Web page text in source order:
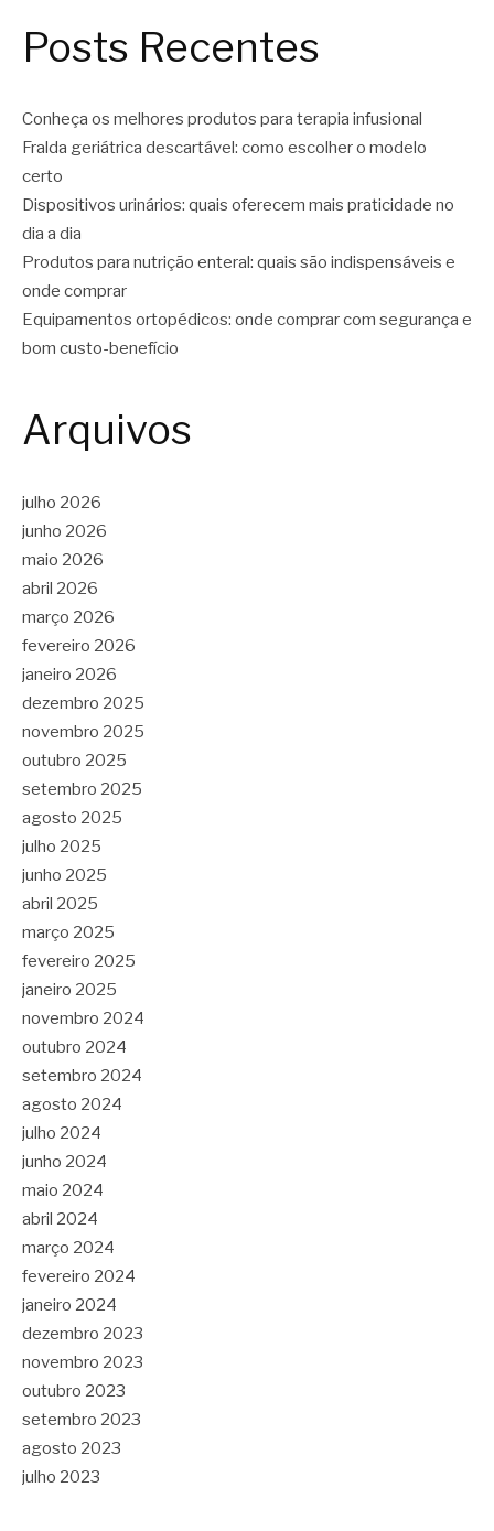
Posts Recentes
Conheça os melhores produtos para terapia infusional
Fralda geriátrica descartável: como escolher o modelo
certo
Dispositivos urinários: quais oferecem mais praticidade no
dia a dia
Produtos para nutrição enteral: quais são indispensáveis e
onde comprar
Equipamentos ortopédicos: onde comprar com segurança e
bom custo-benefício
Arquivos
julho 2026
junho 2026
maio 2026
abril 2026
março 2026
fevereiro 2026
janeiro 2026
dezembro 2025
novembro 2025
outubro 2025
setembro 2025
agosto 2025
julho 2025
junho 2025
abril 2025
março 2025
fevereiro 2025
janeiro 2025
novembro 2024
outubro 2024
setembro 2024
agosto 2024
julho 2024
junho 2024
maio 2024
abril 2024
março 2024
fevereiro 2024
janeiro 2024
dezembro 2023
novembro 2023
outubro 2023
setembro 2023
agosto 2023
julho 2023